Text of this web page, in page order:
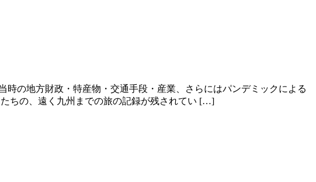
の地方財政・特産物・交通手段・産業、さらにはパンデミックによる
ちの、遠く九州までの旅の記録が残されてい […]